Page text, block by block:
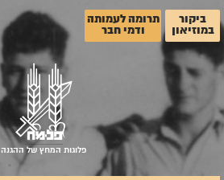
ביקור
במוזיאון
תרומה לעמותה
ודמי חבר
פלוגות המחץ של ההגנה